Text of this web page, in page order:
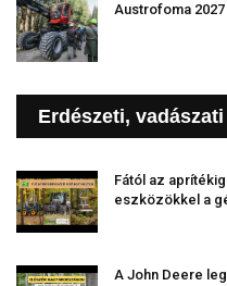
Austrofoma 2027
Erdészeti,
Fától az
eszközökkel a
A John Deere